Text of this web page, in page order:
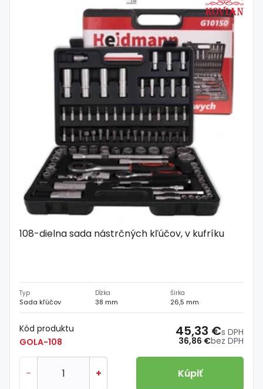
108-dielna sada nástrčných kľúčov, v kufríku
Typ
Sada kľúčov
Dĺžka
38 mm
Šírka
26,5 mm
Kód produktu
GOLA-108
36,86 €bez DPH
45,33 €s DPH
- + Kúpiť